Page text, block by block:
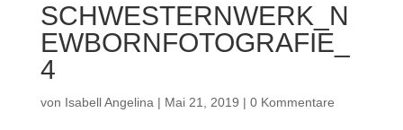
SCHWESTERNWERK_N
EWBORNFOTOGRAFIE_
4
von Isabell Angelina | Mai 21, 2019 | 0 Kommentare